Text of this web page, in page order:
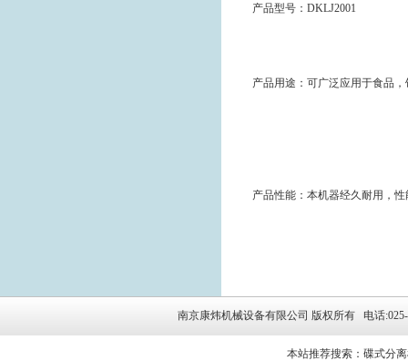
产品型号：DKLJ2001
产品用途：可广泛应用于食品
产品性能：本机器经久耐用，
南京康炜机械设备有限公司 版权所有 电话
本站推荐搜索：碟式分